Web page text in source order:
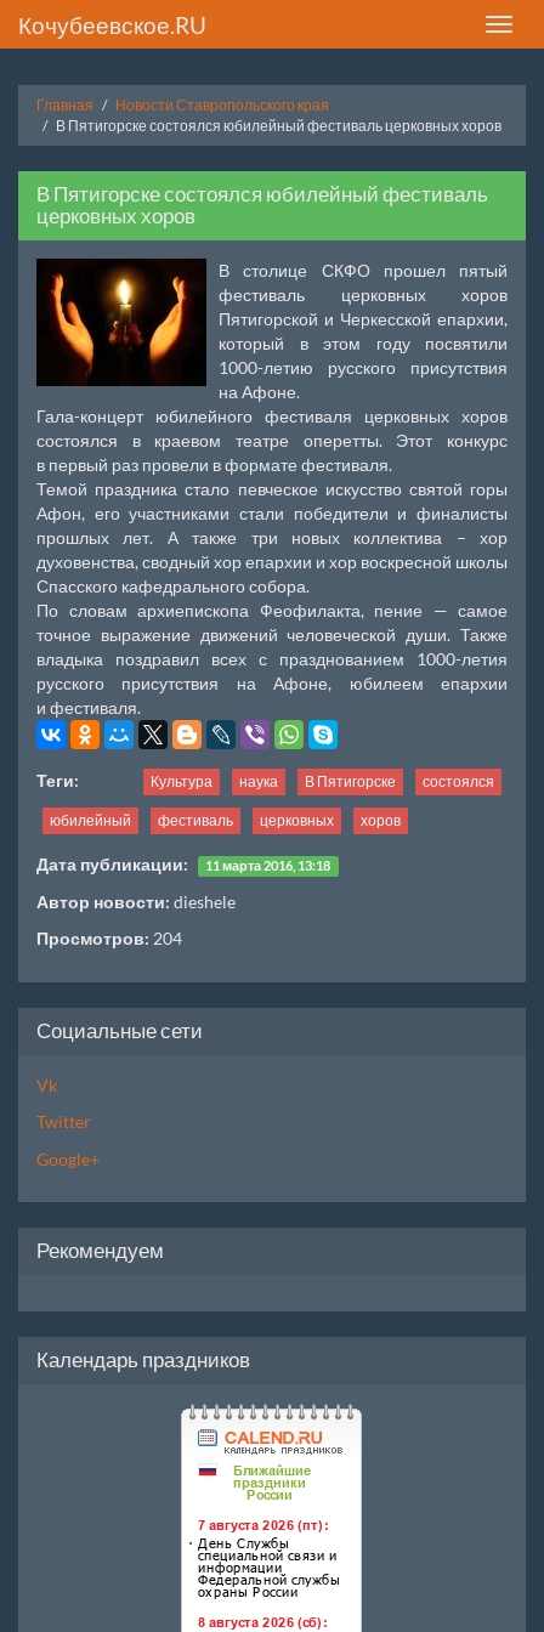
Toggle
Кочубеевское.RU
Главная
Новости Ставропольского края
В Пятигорске состоялся юбилейный фестиваль церковных хоров
В Пятигорске состоялся юбилейный фестиваль
церковных хоров
В столице СКФО прошел пятый
фестиваль церковных хоров
Пятигорской и Черкесской епархии,
который в этом году посвятили
1000-летию русского присутствия
на Афоне.
Гала-концерт юбилейного фестиваля церковных хоров
состоялся в краевом театре оперетты. Этот конкурс
в первый раз провели в формате фестиваля.
Темой праздника стало певческое искусство святой горы
Афон, его участниками стали победители и финалисты
прошлых лет. А также три новых коллектива – хор
духовенства, сводный хор епархии и хор воскресной школы
Спасского кафедрального собора.
По словам архиепископа Феофилакта, пение — самое
точное выражение движений человеческой души. Также
владыка поздравил всех с празднованием 1000-летия
русского присутствия на Афоне, юбилеем епархии
и фестиваля.
Теги: Культура наука В Пятигорске состоялся
юбилейный фестиваль церковных хоров
Дата публикации: 11 марта 2016, 13:18
Автор новости: dieshele
Просмотров: 204
Социальные сети
Vk
Twitter
Google+
Рекомендуем
Календарь праздников